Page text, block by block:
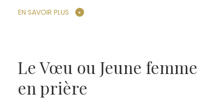
EN SAVOIR PLUS
Le Vœu ou Jeune femme
en prière